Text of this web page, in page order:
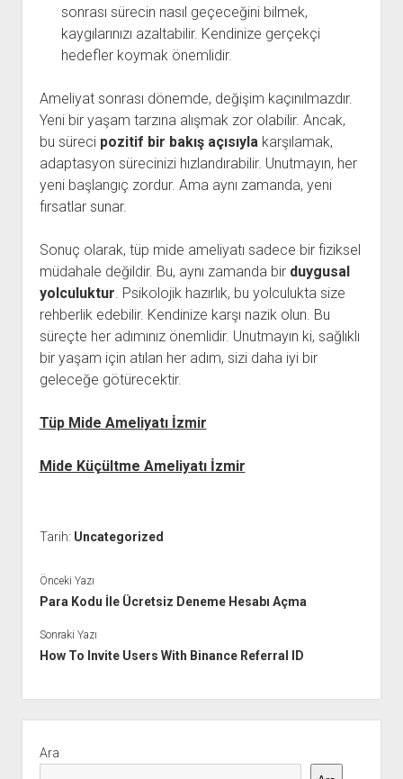
sonrası sürecin nasıl geçeceğini bilmek,
kaygılarınızı azaltabilir. Kendinize gerçekçi
hedefler koymak önemlidir.
Ameliyat sonrası dönemde, değişim kaçınılmazdır.
Yeni bir yaşam tarzına alışmak zor olabilir. Ancak,
bu süreci pozitif bir bakış açısıylakarşılamak,
adaptasyon sürecinizi hızlandırabilir. Unutmayın, her
yeni başlangıç zordur. Ama aynı zamanda, yeni
fırsatlar sunar.
Sonuç olarak, tüp mide ameliyatı sadece bir fiziksel
müdahale değildir. Bu, aynı zamanda bir duygusal
yolculuktur. Psikolojik hazırlık, bu yolculukta size
rehberlik edebilir. Kendinize karşı nazik olun. Bu
süreçte her adımınız önemlidir. Unutmayın ki, sağlıklı
bir yaşam için atılan her adım, sizi daha iyi bir
geleceğe götürecektir.
Tüp Mide Ameliyatı İzmir
Mide Küçültme Ameliyatı İzmir
Tarih: Uncategorized
Önceki Yazı
Para Kodu İle Ücretsiz Deneme Hesabı Açma
Sonraki Yazı
How To Invite Users With Binance Referral ID
Menü
Ara